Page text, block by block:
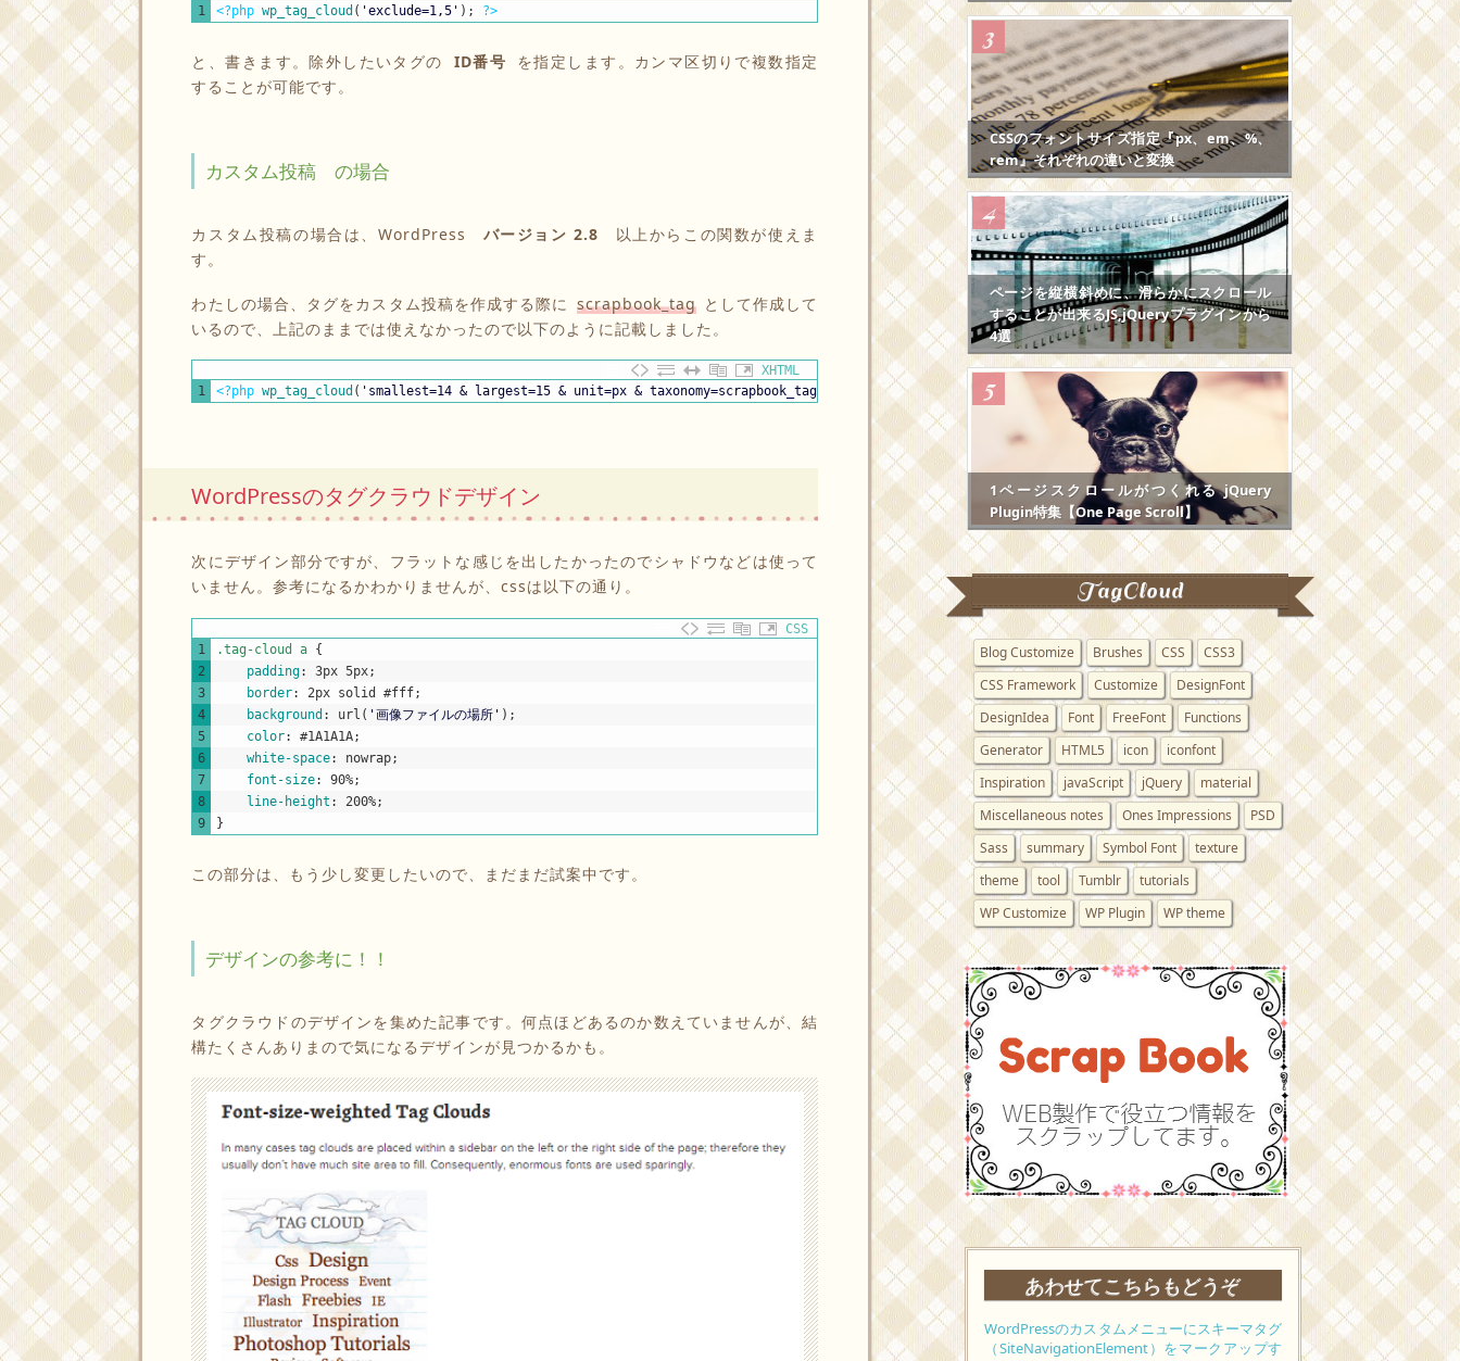
1
<?php wp_tag_cloud ( 'exclude=1,5' ) ; ?>
と、書きます。除外したいタグの ID番号
を指定します。カンマ区切りで複数指定
することが可能です。
カスタム投稿 の場合
カスタム投稿の場合は、WordPress バージョン 2.8
以上からこの関数が使えま
す。
わたしの場合、タグをカスタム投稿を作成する際に scrapbook_tag として作成して
いるので、上記のままでは使えなかったので以下のように記載しました。
XHTML
1
<?php wp_tag_cloud ( 'smallest=14 & largest=15 & unit=px & taxonomy=scrapbook_tag'
WordPressのタグクラウドデザイン
次にデザイン部分ですが、フラットな感じを出したかったのでシャドウなどは使って
いません。参考になるかわかりませんが、cssは以下の通り。
CSS
1
2
3
4
5
6
7
8
9
.tag-cloud a {
padding: 3px 5px;
border: 2px solid #fff;
background : url ( '画像ファイルの場所' ) ;
color: #1A1A1A;
white-space: nowrap;
font-size: 90%;
line-height : 200%;
}
この部分は、もう少し変更したいので、まだまだ試案中です。
デザインの参考に！！
タグクラウドのデザインを集めた記事です。何点ほどあるのか数えていませんが、結
構たくさんありまので気になるデザインが見つかるかも。
CSSのフォントサイズ指定『px、em、%、
rem』それぞれの違いと変換
ページを縦横斜めに、滑らかにスクロール
することが出来るJS,jQueryプラグインから
4選
1ページスクロールがつくれる jQuery
Plugin特集【One Page Scroll】
TagCloud
Blog Customize Brushes CSS
CSS3
CSS Framework
Customize
DesignFont
DesignIdea
Font FreeFont
Functions
Generator
HTML5 icon
iconfont
Inspiration
javaScript jQuery
material
Miscellaneous notes
Ones Impressions
PSD
Sass
summary Symbol Font
texture
theme
tool Tumblr
tutorials
WP Customize
WP Plugin WP theme
あわせてこちらもどうぞ
WordPressのカスタムメニューにスキーマタグ
（SiteNavigationElement）をマークアップす